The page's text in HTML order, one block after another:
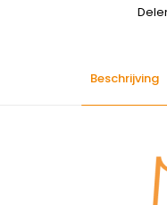
Beschrijving